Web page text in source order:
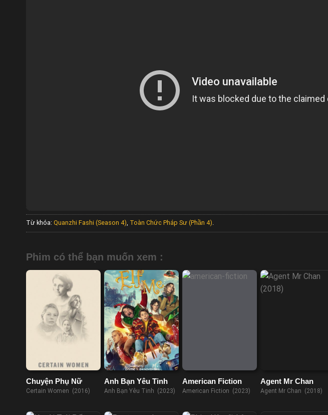
Từ khóa: Quanzhi Fashi (Season 4) Toàn Chức Pháp Sư (Phần 4)
Phim có thể bạn muốn xem :
Chuyện Phụ Nữ
Certain Women (2016)
Anh Bạn Yêu Tinh
Anh Bạn Yêu Tinh (2023)
American Fiction
American Fiction (2023)
Agent Mr Chan
Agent Mr Chan (2018)